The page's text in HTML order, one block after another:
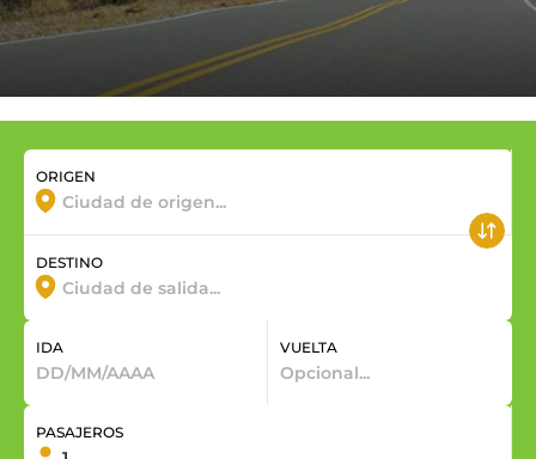
ORIGEN
DESTINO
IDA VUELTA
PASAJEROS